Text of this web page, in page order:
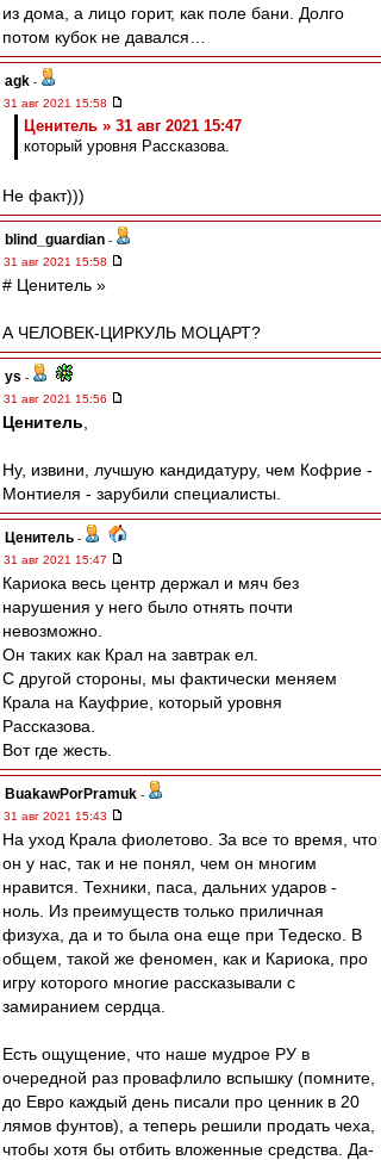
из дома, а лицо горит, как поле бани. Долго
потом кубок не давался…
agk -
31 авг 2021 15:58
Ценитель » 31 авг 2021 15:47
который уровня Рассказова.
Не факт)))
blind_guardian -
31 авг 2021 15:58
# Ценитель »
А ЧЕЛОВЕК-ЦИРКУЛЬ МОЦАРТ?
ys -
31 авг 2021 15:56
Ценитель
Ну, извини, лучшую кандидатуру, чем Кофрие -
Монтиеля - зарубили специалисты.
Ценитель -
31 авг 2021 15:47
Кариока весь центр держал и мяч без
нарушения у него было отнять почти
невозможно.
Он таких как Крал на завтрак ел.
С другой стороны, мы фактически меняем
Крала на Кауфрие, который уровня
Рассказова.
Вот где жесть.
BuakawPorPramuk -
31 авг 2021 15:43
На уход Крала фиолетово. За все то время, что
он у нас, так и не понял, чем он многим
нравится. Техники, паса, дальних ударов -
ноль. Из преимуществ только приличная
физуха, да и то была она еще при Тедеско. В
общем, такой же феномен, как и Кариока, про
игру которого многие рассказывали с
замиранием сердца.
Есть ощущение, что наше мудрое РУ в
очередной раз провафлило вспышку (помните,
до Евро каждый день писали про ценник в 20
лямов фунтов), а теперь решили продать чеха,
чтобы хотя бы отбить вложенные средства. Да-